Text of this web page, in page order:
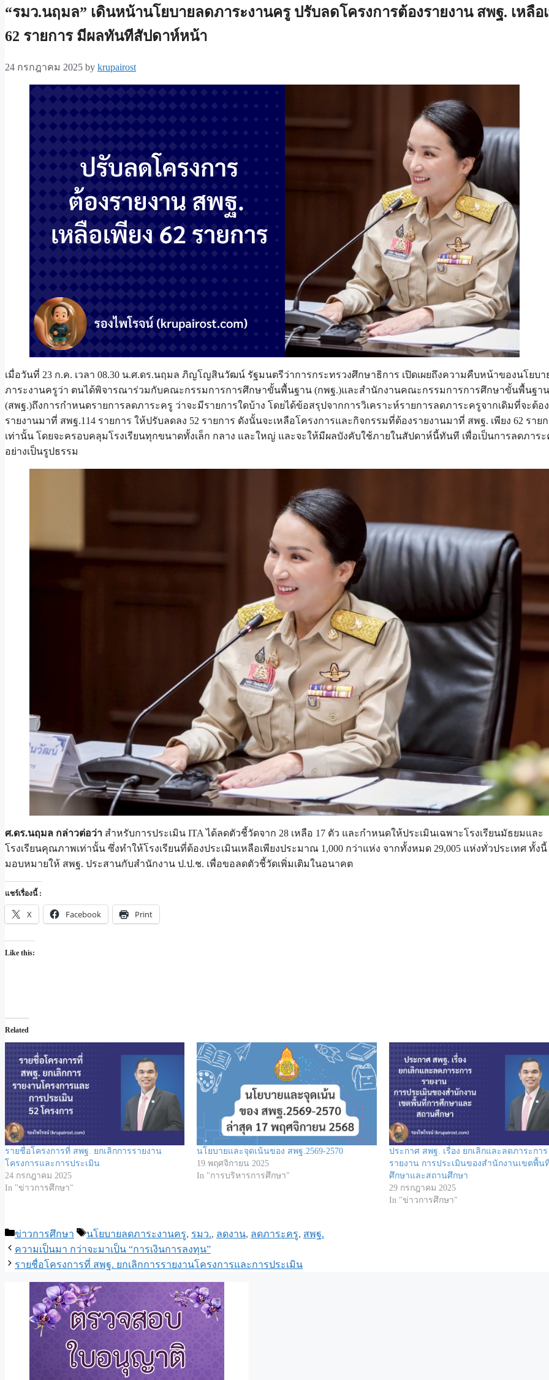
“รมว.นฤมล” เดินหน้านโยบายลดภาระงานครู ปรับลดโครงการต้องรายงาน สพฐ. เหลือ
62 รายการ มีผลทันทีสัปดาห์หน้า
24 กรกฎาคม 2025 by krupairost
เมื่อวันที่ 23 ก.ค. เวลา 08.30 น.ศ.ดร.นฤมล ภิญโญสินวัฒน์ รัฐมนตรีว่าการกระทรวงศึกษาธิการ เปิดเผยถึงความคืบหน้าของนโยบา
ภาระงานครูว่า ตนได้พิจารณาร่วมกับคณะกรรมการการศึกษาขั้นพื้นฐาน (กพฐ.)และสำนักงานคณะกรรมการการศึกษาขั้นพื้นฐาน
(สพฐ.)ถึงการกำหนดรายการลดภาระครู ว่าจะมีรายการใดบ้าง โดยได้ข้อสรุปจากการวิเคราะห์รายการลดภาระครูจากเดิมที่จะต้อง
รายงานมาที่ สพฐ.114 รายการ ให้ปรับลดลง 52 รายการ ดังนั้นจะเหลือโครงการและกิจกรรมที่ต้องรายงานมาที่ สพฐ. เพียง 62 ราย
เท่านั้น โดยจะครอบคลุมโรงเรียนทุกขนาดทั้งเล็ก กลาง และใหญ่ และจะให้มีผลบังคับใช้ภายในสัปดาห์นี้ทันที เพื่อเป็นการลดภาระ
อย่างเป็นรูปธรรม
ศ.ดร.นฤมล กล่าวต่อว่า สำหรับการประเมิน ITA ได้ลดตัวชี้วัดจาก 28 เหลือ 17 ตัว และกำหนดให้ประเมินเฉพาะโรงเรียนมัธยมและ
โรงเรียนคุณภาพเท่านั้น ซึ่งทำให้โรงเรียนที่ต้องประเมินเหลือเพียงประมาณ 1,000 กว่าแห่ง จากทั้งหมด 29,005 แห่งทั่วประเทศ ทั้ง
มอบหมายให้ สพฐ. ประสานกับสำนักงาน ป.ป.ช. เพื่อขอลดตัวชี้วัดเพิ่มเติมในอนาคต
แชร์เรื่องนี้ :
X Facebook Print
Like this:
Related
รายชื่อโครงการที่ สพฐ. ยกเลิกการรายงาน
โครงการและการประเมิน
24 กรกฎาคม 2025
In "ข่าวการศึกษา"
นโยบายและจุดเน้นของ สพฐ.2569-2570
19 พฤศจิกายน 2025
In "การบริหารการศึกษา"
ประกาศ สพฐ. เรื่อง ยกเลิกและลดภาระการ
รายงาน การประเมินของสำนักงานเขตพื้น
ศึกษาและสถานศึกษา
29 กรกฎาคม 2025
In "ข่าวการศึกษา"
Categories
ข่าวการศึกษา Tags
นโยบายลดภาระงานครู, รมว., ลดงาน, ลดภาระครู, สพฐ.
ความเป็นมา กว่าจะมาเป็น “การเงินการลงทุน”
รายชื่อโครงการที่ สพฐ. ยกเลิกการรายงานโครงการและการประเมิน